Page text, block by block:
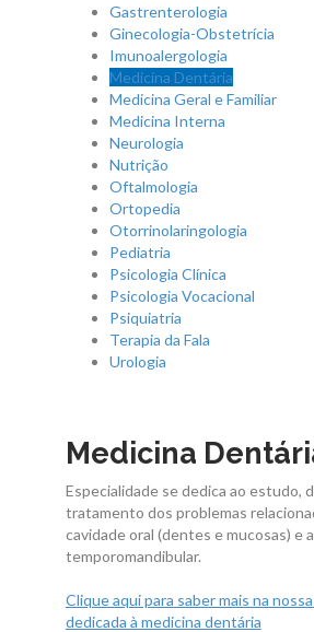
Contactos
Gastrenterologia
Ginecologia-Obstetrícia
Imunoalergologia
Medicina Dentária
Medicina Geral e Familiar
Medicina Interna
Neurologia
Nutrição
Oftalmologia
Ortopedia
Otorrinolaringologia
Pediatria
Psicologia Clínica
Psicologia Vocacional
Psiquiatria
Terapia da Fala
Urologia
Medicina
Especialidade se dedica ao estudo,
tratamento dos problemas
cavidade oral (dentes e mucosas) e
temporomandibular.
Clique aqui para saber mais na
dedicada à medicina dentária